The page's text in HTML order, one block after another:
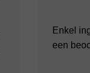
Enkel
een